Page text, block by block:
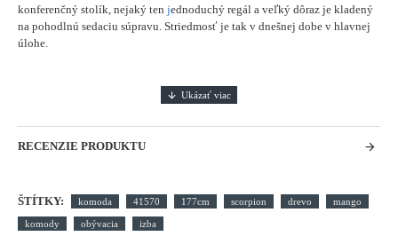
konferenčný stolík, nejaký ten jednoduchý regál a veľký dôraz je kladený
na pohodlnú sedaciu súpravu. Striedmosť je tak v dnešnej dobe v hlavnej
úlohe.
RECENZIE PRODUKTU
ŠTÍTKY: komoda 41570 177cm scorpion drevo mango
komody obývacia izba